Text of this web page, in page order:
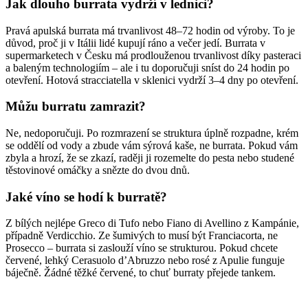
Jak dlouho burrata vydrží v lednici?
Pravá apulská burrata má trvanlivost 48–72 hodin od výroby. To je
důvod, proč ji v Itálii lidé kupují ráno a večer jedí. Burrata v
supermarketech v Česku má prodlouženou trvanlivost díky pasteraci
a baleným technologiím – ale i tu doporučuji sníst do 24 hodin po
otevření. Hotová stracciatella v sklenici vydrží 3–4 dny po otevření.
Můžu burratu zamrazit?
Ne, nedoporučuji. Po rozmrazení se struktura úplně rozpadne, krém
se oddělí od vody a zbude vám sýrová kaše, ne burrata. Pokud vám
zbyla a hrozí, že se zkazí, raději ji rozemelte do pesta nebo studené
těstovinové omáčky a snězte do dvou dnů.
Jaké víno se hodí k burratě?
Z bílých nejlépe Greco di Tufo nebo Fiano di Avellino z Kampánie,
případně Verdicchio. Ze šumivých to musí být Franciacorta, ne
Prosecco – burrata si zaslouží víno se strukturou. Pokud chcete
červené, lehký Cerasuolo d’Abruzzo nebo rosé z Apulie funguje
báječně. Žádné těžké červené, to chuť burraty přejede tankem.